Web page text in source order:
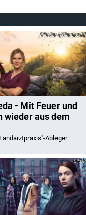
Sat.1/Claudius
- Mit Feuer und
wieder aus dem
Ableger